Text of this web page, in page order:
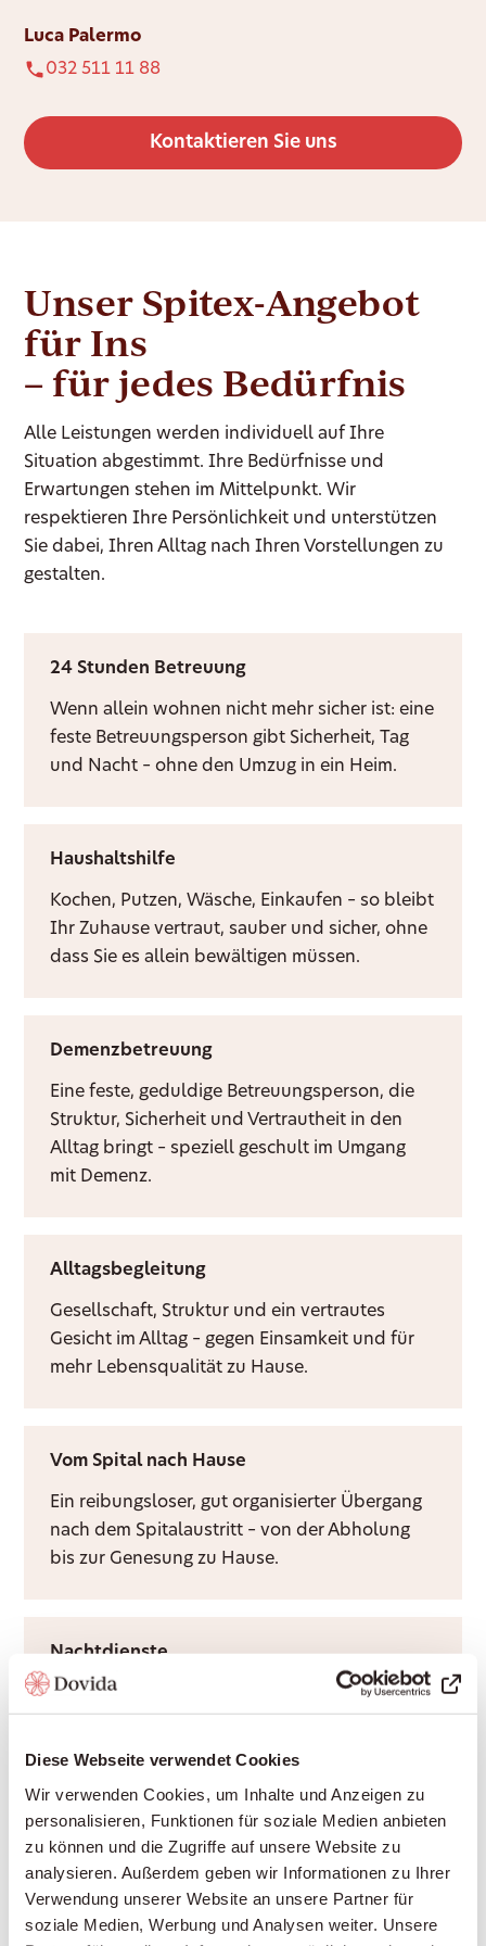
Diese Webseite verwendet Cookies
Wir verwenden Cookies, um Inhalte und Anzeigen zu
personalisieren, Funktionen für soziale Medien anbieten
zu können und die Zugriffe auf unsere Website zu
analysieren. Außerdem geben wir Informationen zu Ihrer
Verwendung unserer Website an unsere Partner für
soziale Medien, Werbung und Analysen weiter. Unsere
Luca Palermo
032 511 11 88
Kontaktieren Sie uns
Unser Spitex-Angebot
für Ins
– für jedes Bedürfnis
Alle Leistungen werden individuell auf Ihre
Situation abgestimmt. Ihre Bedürfnisse und
Erwartungen stehen im Mittelpunkt. Wir
respektieren Ihre Persönlichkeit und unterstützen
Sie dabei, Ihren Alltag nach Ihren Vorstellungen zu
gestalten.
24 Stunden Betreuung
Wenn allein wohnen nicht mehr sicher ist: eine
feste Betreuungsperson gibt Sicherheit, Tag
und Nacht – ohne den Umzug in ein Heim.
Haushaltshilfe
Kochen, Putzen, Wäsche, Einkaufen – so bleibt
Ihr Zuhause vertraut, sauber und sicher, ohne
dass Sie es allein bewältigen müssen.
Demenzbetreuung
Eine feste, geduldige Betreuungsperson, die
Struktur, Sicherheit und Vertrautheit in den
Alltag bringt – speziell geschult im Umgang
mit Demenz.
Alltagsbegleitung
Gesellschaft, Struktur und ein vertrautes
Gesicht im Alltag – gegen Einsamkeit und für
mehr Lebensqualität zu Hause.
Vom Spital nach Hause
Ein reibungsloser, gut organisierter Übergang
nach dem Spitalaustritt – von der Abholung
bis zur Genesung zu Hause.
Nachtdienste
Ruhige Nächte für Sie und Ihre Angehörigen –
ganz nach Bedarf.
Grundpflege
Würdevolle Unterstützung bei Körperpflege
und Mobilität, durch Krankenkassen
anerkannt – damit Sie sich sicher und